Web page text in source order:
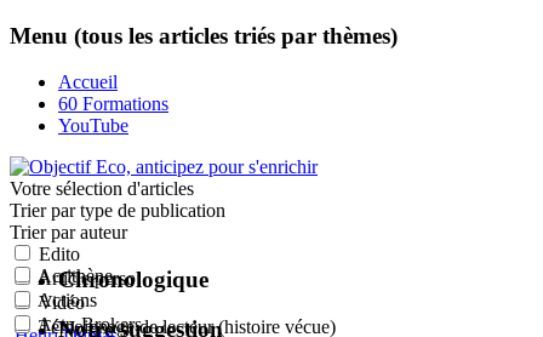
Menu (tous les articles triés par thèmes)
Accueil
60 Formations
YouTube
Votre sélection d'articles
Trier par type de publication
Edito
Article perso
Vidéo
Témoignage de lecteur (histoire vécue)
Trier par auteur
Acrithène
Actions
Actu-Brokers
Chronologique
Notre suggestion